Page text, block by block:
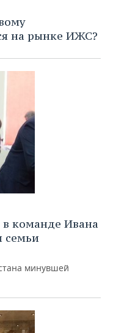
на рынке ИЖС?
команде Ивана
семьи
минувшей